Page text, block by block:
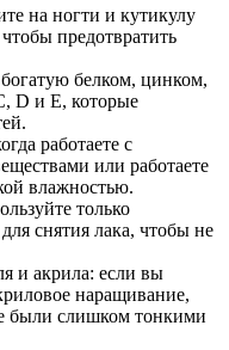
на ногти и кутикулу
предотвратить
белком, цинком,
D и E, которые
работаете с
или работаете
влажностью.
только
снятия лака, чтобы не
и акрила: если вы
наращивание,
были слишком тонкими